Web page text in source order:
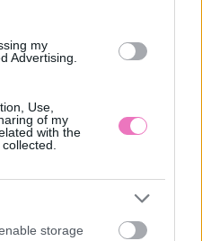
my
Advertising.
Use,
of my
with the
storage
A tartományba eső
az UV-B
a D-vitamin
javasolt, akkor sem,
a téves